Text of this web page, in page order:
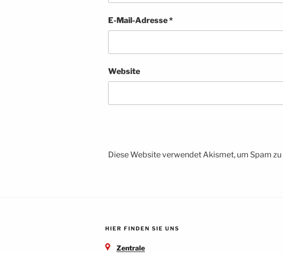
E-Mail-Adresse*
Website
Diese Website verwendet Akismet, um Spam
HIER FINDEN SIE UNS
Zentrale